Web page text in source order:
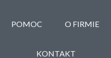
POMOC O FIRMIE
KONTAKT